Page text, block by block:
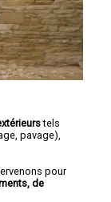
tels
pavage),
pour
de